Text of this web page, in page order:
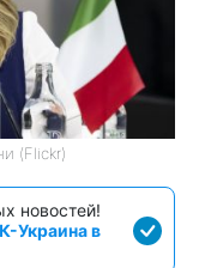
(Flickr)
новостей!
Украина в